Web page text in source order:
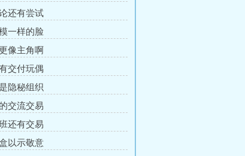
还有尝试
一样的脸
像主角啊
交付玩偶
隐秘组织
交流交易
还有交易
以示敬意